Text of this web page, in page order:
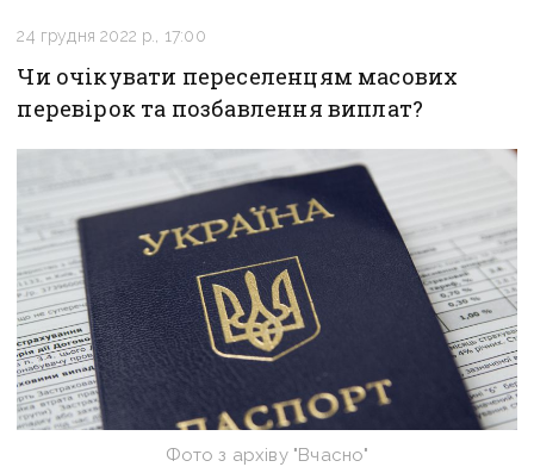
24 грудня 2022 р., 17:00
Чи очікувати переселенцям масових
перевірок та позбавлення виплат?
Фото з архіву "Вчасно"